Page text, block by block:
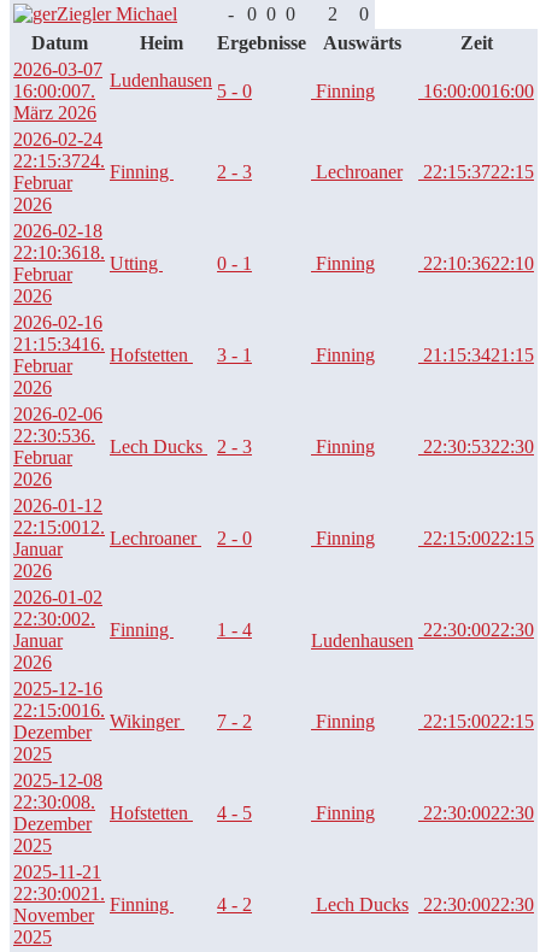
Ziegler Michael
- 0 0 0 2
0
Datum
Heim Ergebnisse Auswärts
Zeit
2026-03-07
16:00:007.
März 2026
Ludenhausen
5 - 0 Finning 16:00:0016:00
2026-02-24
22:15:3724.
Februar
2026
Finning 2 - 3 Lechroaner 22:15:3722:15
2026-02-18
22:10:3618.
Februar
2026
Utting 0 - 1 Finning 22:10:3622:10
2026-02-16
21:15:3416.
Februar
2026
Hofstetten 3 - 1 Finning 21:15:3421:15
2026-02-06
22:30:536.
Februar
2026
Lech Ducks 2 - 3 Finning 22:30:5322:30
2026-01-12
22:15:0012.
Januar
2026
Lechroaner 2 - 0 Finning 22:15:0022:15
2026-01-02
22:30:002.
Januar
2026
Finning 1 - 4
Ludenhausen
22:30:0022:30
2025-12-16
22:15:0016.
Dezember
2025
Wikinger 7 - 2 Finning 22:15:0022:15
2025-12-08
22:30:008.
Dezember
2025
Hofstetten 4 - 5 Finning 22:30:0022:30
2025-11-21
22:30:0021.
November
2025
Finning 4 - 2 Lech Ducks 22:30:0022:30